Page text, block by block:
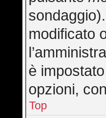
modificato
è
opzioni,
Top